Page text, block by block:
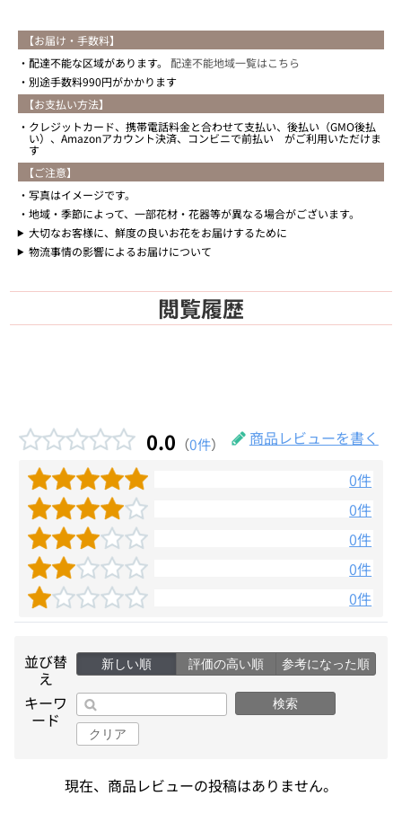
【お届け・手数料】
配達不能な区域があります。 配達不能地域一覧はこちら
別途手数料990円がかかります
【お支払い方法】
クレジットカード、携帯電話料金と合わせて支払い、後払い（GMO後払
い）、Amazonアカウント決済、コンビニで前払い がご利用いただけま
す
【ご注意】
写真はイメージです。
地域・季節によって、一部花材・花器等が異なる場合がございます。
大切なお客様に、鮮度の良いお花をお届けするために
物流事情の影響によるお届けについて
閲覧履歴
0.0 （0件）
商品レビューを書く
0件
0件
0件
0件
0件
並び替
え
新しい順 評価の高い順 参考になった順
キーワ
ード
検索
クリア
現在、商品レビューの投稿はありません。